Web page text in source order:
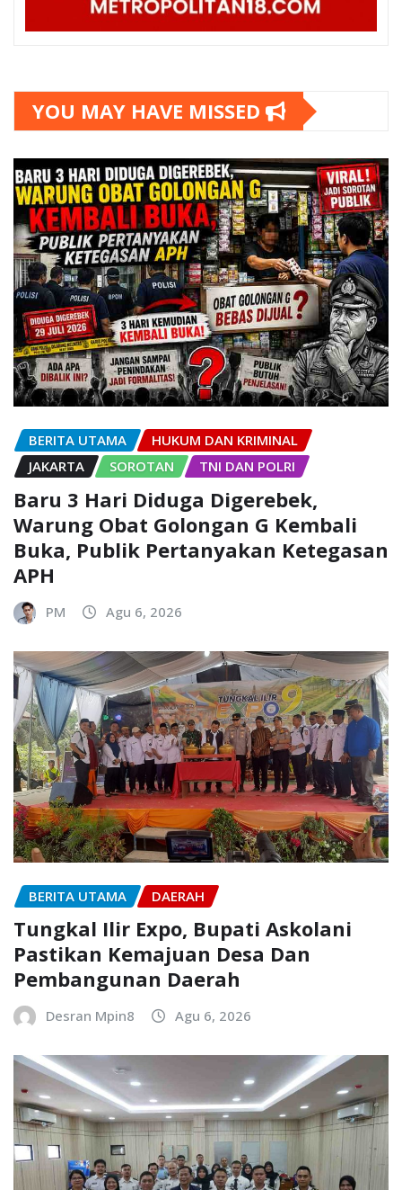
YOU MAY HAVE MISSED
BERITA UTAMA
HUKUM DAN KRIMINAL
JAKARTA
SOROTAN TNI DAN POLRI
Baru 3 Hari Diduga Digerebek,
Warung Obat Golongan G Kembali
Buka, Publik Pertanyakan Ketegasan
APH
PM Agu 6, 2026
BERITA UTAMA DAERAH
Tungkal Ilir Expo, Bupati Askolani
Pastikan Kemajuan Desa Dan
Pembangunan Daerah
Desran Mpin8 Agu 6, 2026